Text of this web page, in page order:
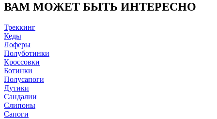
ВАМ МОЖЕТ БЫТЬ ИНТЕРЕСНО
Треккинг
Кеды
Лоферы
Полуботинки
Кроссовки
Ботинки
Полусапоги
Дутики
Сандалии
Слипоны
Сапоги